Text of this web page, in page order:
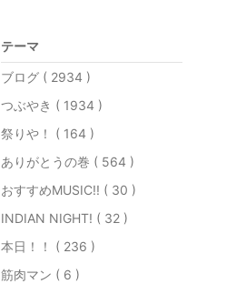
テーマ
ブログ ( 2934 )
つぶやき ( 1934 )
祭りや！ ( 164 )
ありがとうの巻 ( 564 )
おすすめMUSIC!! ( 30 )
INDIAN NIGHT! ( 32 )
本日！！ ( 236 )
筋肉マン ( 6 )